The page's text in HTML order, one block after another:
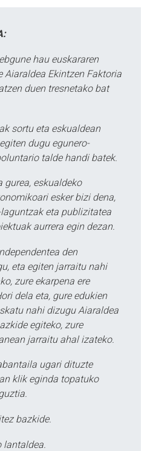
hau euskararen
Aiaraldea Ekintzen Faktoria
duen tresnetako bat
sortu eta eskualdean
dugu egunero-
talde handi batek.
gurea, eskualdeko
esker bizi dena,
eta publizitatea
aurrera egin dezan.
den
eta egiten jarraitu nahi
zure ekarpena ere
dela eta, gure edukien
nahi dizugu Aiaraldea
egiteko, zure
jarraitu ahal izateko.
ugari dituzte
klik eginda topatuko
bazkide.
lantaldea.